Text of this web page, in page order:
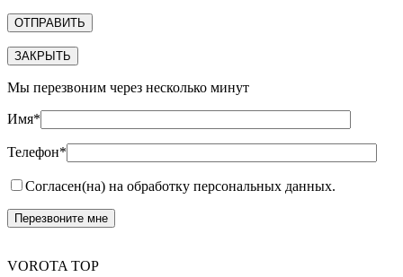
ЗАКРЫТЬ
Мы перезвоним через несколько минут
Имя*
Телефон*
Согласен(на) на обработку персональных данных.
VOROTA TOP